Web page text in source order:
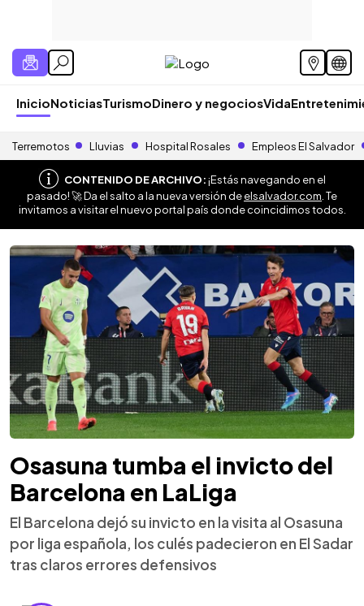
InicioNoticiasTurismoDinero y negociosVida
Terremotos Lluvias Hospital Rosales Empleos El Salvador
CONTENIDO DE ARCHIVO:¡Estás navegando en el
pasado! 🚀 Da el salto a la nueva versión deelsalvador.com . Te
invitamos a visitar el nuevo portal país donde coincidimos todos.
Osasuna tumba el invicto del
Barcelona en LaLiga
El Barcelona dejó su invicto en la visita al Osasuna
por liga española, los culés padecieron en El Sadar
tras claros errores defensivos